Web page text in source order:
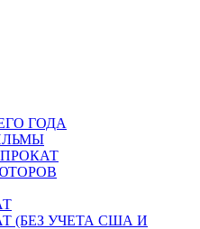
ГОДА
(БЕЗ УЧЕТА США И